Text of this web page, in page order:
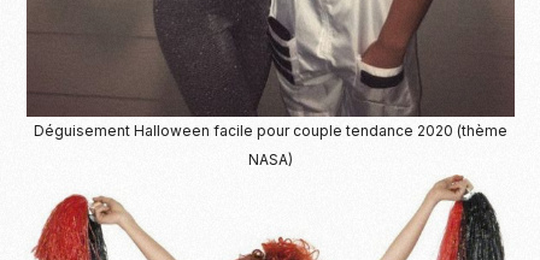
Déguisement Halloween facile pour couple tendance 2020 (thème
NASA)